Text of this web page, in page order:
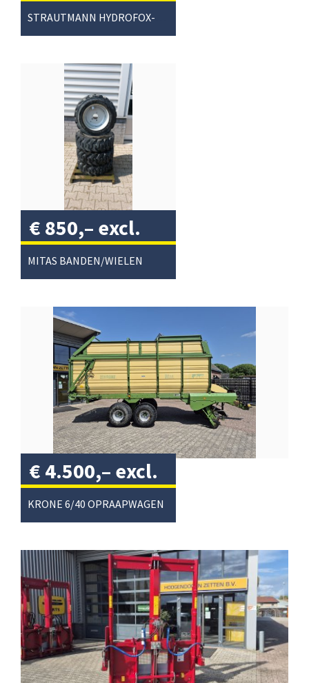
btw/
MITAS BANDEN/WIELEN
€ 850,– excl.
btw/
KRONE 6/40 OPRAAPWAGEN
€ 4.500,– excl.
btw/